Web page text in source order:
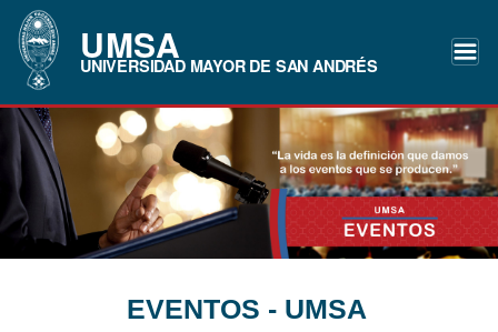
UMSA
UNIVERSIDAD MAYOR DE SAN ANDRÉS
EVENTOS - UMSA